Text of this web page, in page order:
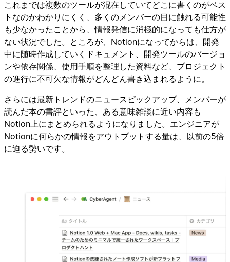
これまでは複数のツールが混在していてどこに書くのがベス
トなのかわかりにくく、多くのメンバーの目に触れる可能性
も少なかったことから、情報発信に消極的になっても仕方が
ない状況でした。ところが、Notionになってからは、開発
中に随時作成していくドキュメント、開発ツールのバージョ
ンや依存関係、使用手順を整理した資料など、プロジェクト
の進行に不可欠な情報がどんどん書き込まれるように。
さらには最新トレンドのニュースピックアップ、メンバーが
読んだ本の書評といった、ある意味雑談に近い内容も
Notion上にまとめられるようになりました。エンジニアが
Notionに何らかの情報をアウトプットする量は、以前の5倍
に迫る勢いです。